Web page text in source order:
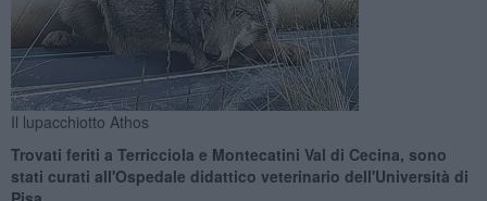
Il lupacchiotto Athos
Trovati feriti a Terricciola e Montecatini Val di Cecina, sono
stati curati all'Ospedale didattico veterinario dell'Università di